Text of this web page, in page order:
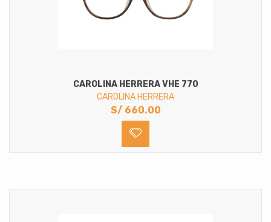
CAROLINA HERRERA VHE 770
CAROLINA HERRERA
S/ 660.00